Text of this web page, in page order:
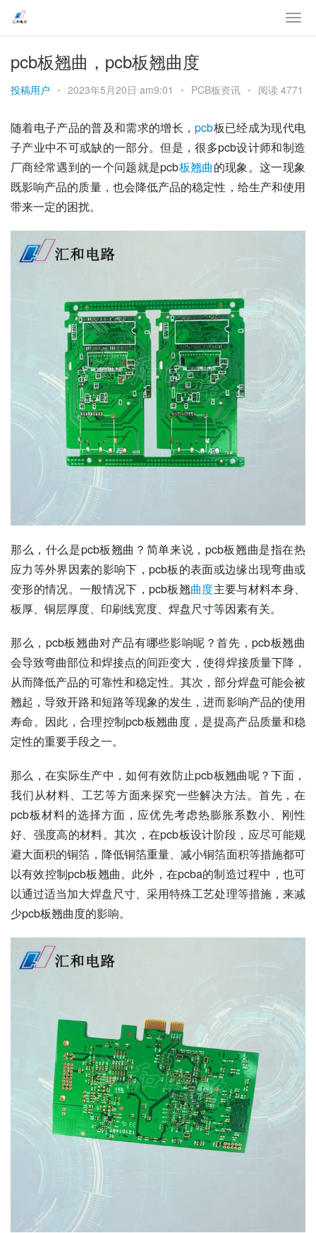
pcb板翘曲，pcb板翘曲度
投稿用户 • 2023年5月20日 am9:01 • PCB板资讯 • 阅读 4771
随着电子产品的普及和需求的增长，pcb板已经成为现代电
子产业中不可或缺的一部分。但是，很多pcb设计师和制造
厂商经常遇到的一个问题就是pcb板翘曲的现象。这一现象
既影响产品的质量，也会降低产品的稳定性，给生产和使用
带来一定的困扰。
那么，什么是pcb板翘曲？简单来说，pcb板翘曲是指在热
应力等外界因素的影响下，pcb板的表面或边缘出现弯曲或
变形的情况。一般情况下，pcb板翘曲度主要与材料本身、
板厚、铜层厚度、印刷线宽度、焊盘尺寸等因素有关。
那么，pcb板翘曲对产品有哪些影响呢？首先，pcb板翘曲
会导致弯曲部位和焊接点的间距变大，使得焊接质量下降，
从而降低产品的可靠性和稳定性。其次，部分焊盘可能会被
翘起，导致开路和短路等现象的发生，进而影响产品的使用
寿命。因此，合理控制pcb板翘曲度，是提高产品质量和稳
定性的重要手段之一。
那么，在实际生产中，如何有效防止pcb板翘曲呢？下面，
我们从材料、工艺等方面来探究一些解决方法。首先，在
pcb板材料的选择方面，应优先考虑热膨胀系数小、刚性
好、强度高的材料。其次，在pcb板设计阶段，应尽可能规
避大面积的铜箔，降低铜箔重量、减小铜箔面积等措施都可
以有效控制pcb板翘曲。此外，在pcba的制造过程中，也可
以通过适当加大焊盘尺寸、采用特殊工艺处理等措施，来减
少pcb板翘曲度的影响。